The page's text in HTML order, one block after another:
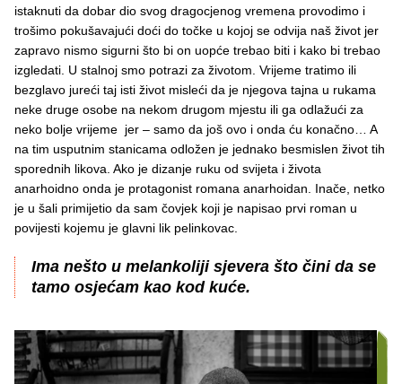
istaknuti da dobar dio svog dragocjenog vremena provodimo i
trošimo pokušavajući doći do točke u kojoj se odvija naš život jer
zapravo nismo sigurni što bi on uopće trebao biti i kako bi trebao
izgledati. U stalnoj smo potrazi za životom. Vrijeme tratimo ili
bezglavo jureći taj isti život misleći da je njegova tajna u rukama
neke druge osobe na nekom drugom mjestu ili ga odlažući za
neko bolje vrijeme jer – samo da još ovo i onda ću konačno… A
na tim usputnim stanicama odložen je jednako besmislen život tih
sporednih likova. Ako je dizanje ruku od svijeta i života
anarhoidno onda je protagonist romana anarhoidan. Inače, netko
je u šali primijetio da sam čovjek koji je napisao prvi roman u
povijesti kojemu je glavni lik pelinkovac.
Ima nešto u melankoliji sjevera što čini da se
tamo osjećam kao kod kuće.